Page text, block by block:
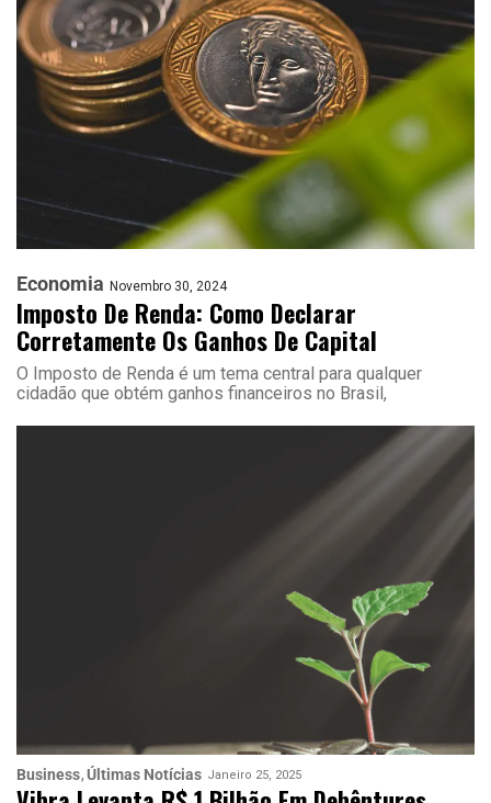
Economia Novembro 30, 2024
Imposto De Renda: Como Declarar
Corretamente Os Ganhos De Capital
O Imposto de Renda é um tema central para qualquer
cidadão que obtém ganhos financeiros no Brasil,
Business Últimas Notícias Janeiro 25, 2025